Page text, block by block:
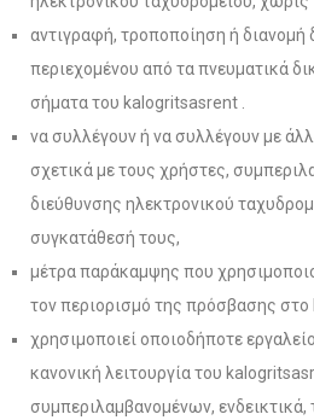
αντιγραφή, τροποποίηση ή διανομή
περιεχομένου από τα πνευματικά
σήματα του kalogritsasrent .
να συλλέγουν ή να συλλέγουν με
σχετικά με τους χρήστες,
διεύθυνσης ηλεκτρονικού
συγκατάθεσή τους,
μέτρα παράκαμψης που
τον περιορισμό της πρόσβασης
χρησιμοποιεί οποιοδήποτε
κανονική λειτουργία του
συμπεριλαμβανομένων,